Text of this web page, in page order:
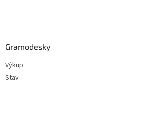
Gramodesky
Výkup
Stav